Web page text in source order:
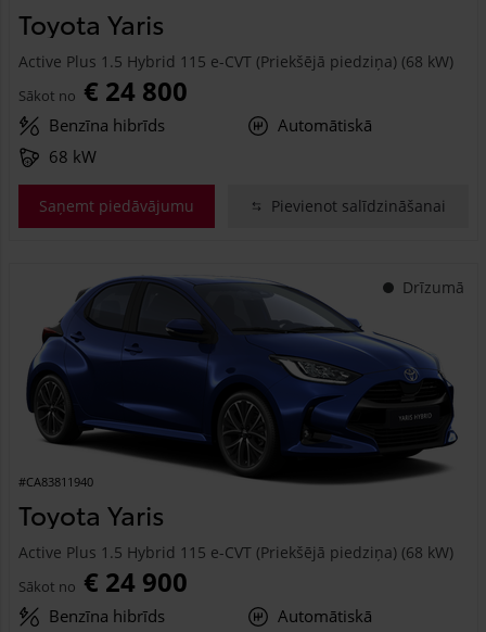
Toyota Yaris
Active Plus 1.5 Hybrid 115 e-CVT (Priekšējā piedziņa) (68 kW)
Sākot no € 24 800
Benzīna hibrīds
Automātiskā
68 kW
Saņemt piedāvājumu Pievienot salīdzināšanai
Drīzumā
#CA83811940
Toyota Yaris
Active Plus 1.5 Hybrid 115 e-CVT (Priekšējā piedziņa) (68 kW)
Sākot no € 24 900
Benzīna hibrīds
Automātiskā